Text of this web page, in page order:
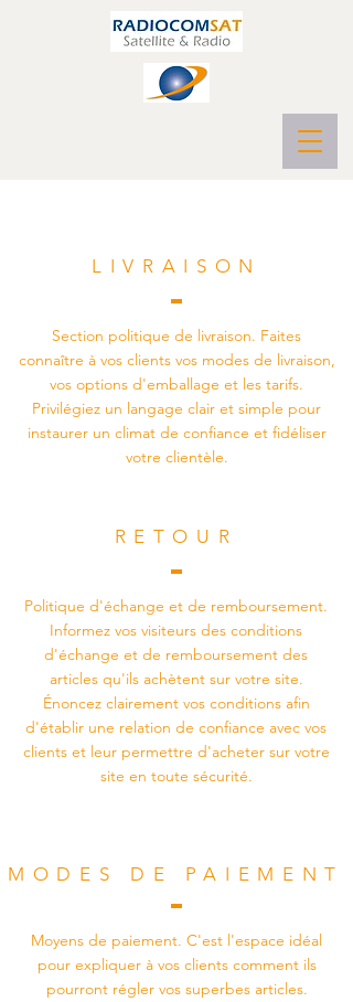
LIVRAISON
Section politique de livraison. Faites
connaître à vos clients vos modes de livraison,
vos options d'emballage et les tarifs.
Privilégiez un langage clair et simple pour
instaurer un climat de confiance et fidéliser
votre clientèle.
RETOUR
Politique d'échange et de remboursement.
Informez vos visiteurs des conditions
d'échange et de remboursement des
articles qu'ils achètent sur votre site.
Énoncez clairement vos conditions afin
d'établir une relation de confiance avec vos
clients et leur permettre d'acheter sur votre
site en toute sécurité.
MODES DE PAIEMENT
Moyens de paiement. C'est l'espace idéal
pour expliquer à vos clients comment ils
pourront régler vos superbes articles.